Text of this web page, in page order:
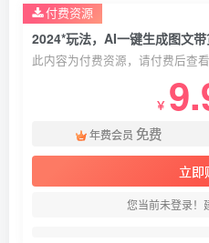
此内容为付费资源，请付费后查看
￥
年费会员 免费
立即
您当前未登录！
付费资源